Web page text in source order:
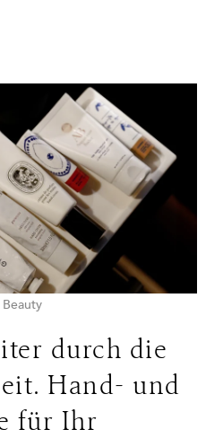
Beauty
durch die
Hand- und
für Ihr